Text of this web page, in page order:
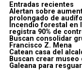
Entradas recientes
Alertan sobre
prolongado de
Incendio forestal en
registra 90% de
Buscan consolidar
Francisco Z. Mena
Catean casa del
Buscan crear
Galeana para